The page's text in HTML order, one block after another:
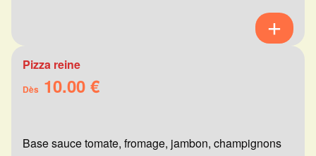
Pizza reine
Dès 10.00 €
Base sauce tomate, fromage, jambon, champignons